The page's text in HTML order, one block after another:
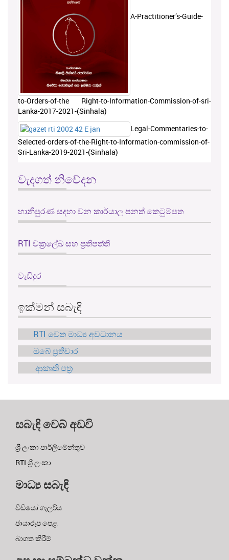
A-Practitioner’s-Guide-
to-Orders-of-the Right-to-Information-Commission-of-sri-
Lanka-2017-2021-(Sinhala)
Legal-Commentaries-to-
Selected-orders-of-the-Right-to-Information-commission-of-
Sri-Lanka-2019-2021-(Sinhala)
වැදගත් නිවේදන
හානිපුරණ සදහා වන කාර්යාල පනත් කෙටුම්පත
RTI චක්‍රලේඛ සහ ප්‍රතිපත්ති
වැඩිදුර
ඉක්මන් සබැඳි
RTI වෙත මාධ්‍ය අවධානය
ඔබේ ප්‍රතිචාර
ආකෘති පත්‍ර
සබැඳි වෙබ් අඩවි
ශ්‍රී ලංකා පාර්ලිමේන්තුව
RTI ශ්‍රී ලංකා
මාධ්‍ය සබැඳි
වීඩියෝ ගැලරිය
ඡායාරූප පෙළ
බාගත කිරීම්